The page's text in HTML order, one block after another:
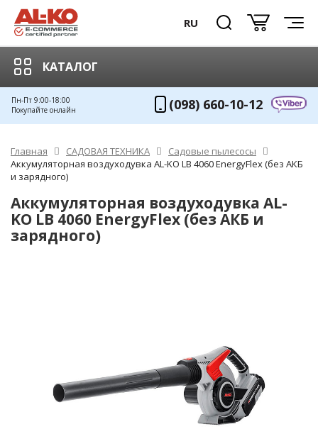
RU
КАТАЛОГ
Пн-Пт 9:00-18:00
Покупайте онлайн
(098) 660-10-12
Главная САДОВАЯ ТЕХНИКА
Садовые пылесосы
Аккумуляторная воздуходувка AL-KO LB 4060 EnergyFlex (без АКБ
и зарядного)
Аккумуляторная воздуходувка AL-
KO LB 4060 EnergyFlex (без АКБ и
зарядного)